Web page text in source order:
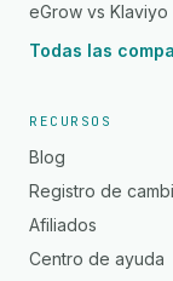
eGrow vs Klaviyo
Todas las
RECURSOS
Blog
Registro de
Afiliados
Centro de ayuda